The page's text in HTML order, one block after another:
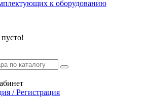
к оборудованию
/ Регистрация